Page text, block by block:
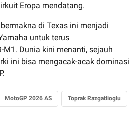
Eropa mendatang.
di Texas ini menjadi
untuk terus
M1. Dunia kini menanti, sejauh
ini bisa mengacak-acak dominasi
MotoGP 2026 AS Toprak Razgatlioglu